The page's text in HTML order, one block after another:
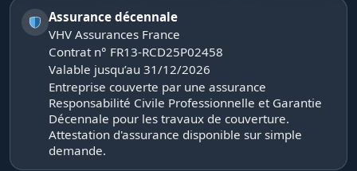
Assurance décennale
VHV Assurances France
Contrat n° FR13-RCD25P02458
Valable jusqu’au 31/12/2026
Entreprise couverte par une assurance
Responsabilité Civile Professionnelle et Garantie
Décennale pour les travaux de couverture.
Attestation d'assurance disponible sur simple
demande.